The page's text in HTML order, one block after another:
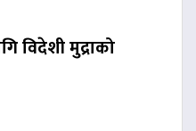
विदेशी मुद्राको